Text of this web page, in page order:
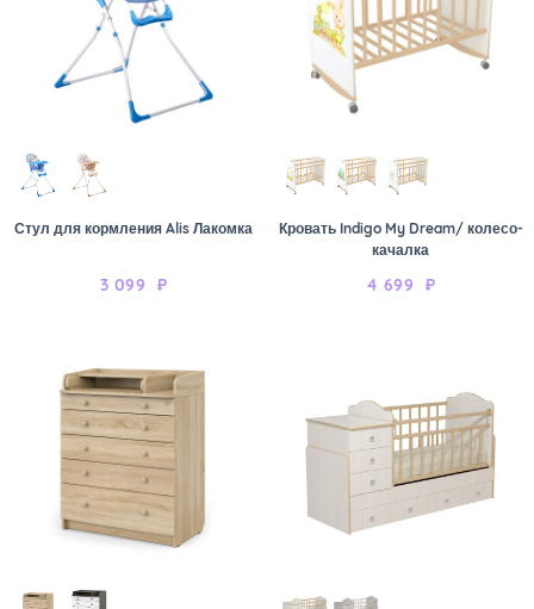
Стул для кормления Alis Лакомка
3 099 ₽
Кровать Indigo My Dream/ колесо-
качалка
4 699 ₽